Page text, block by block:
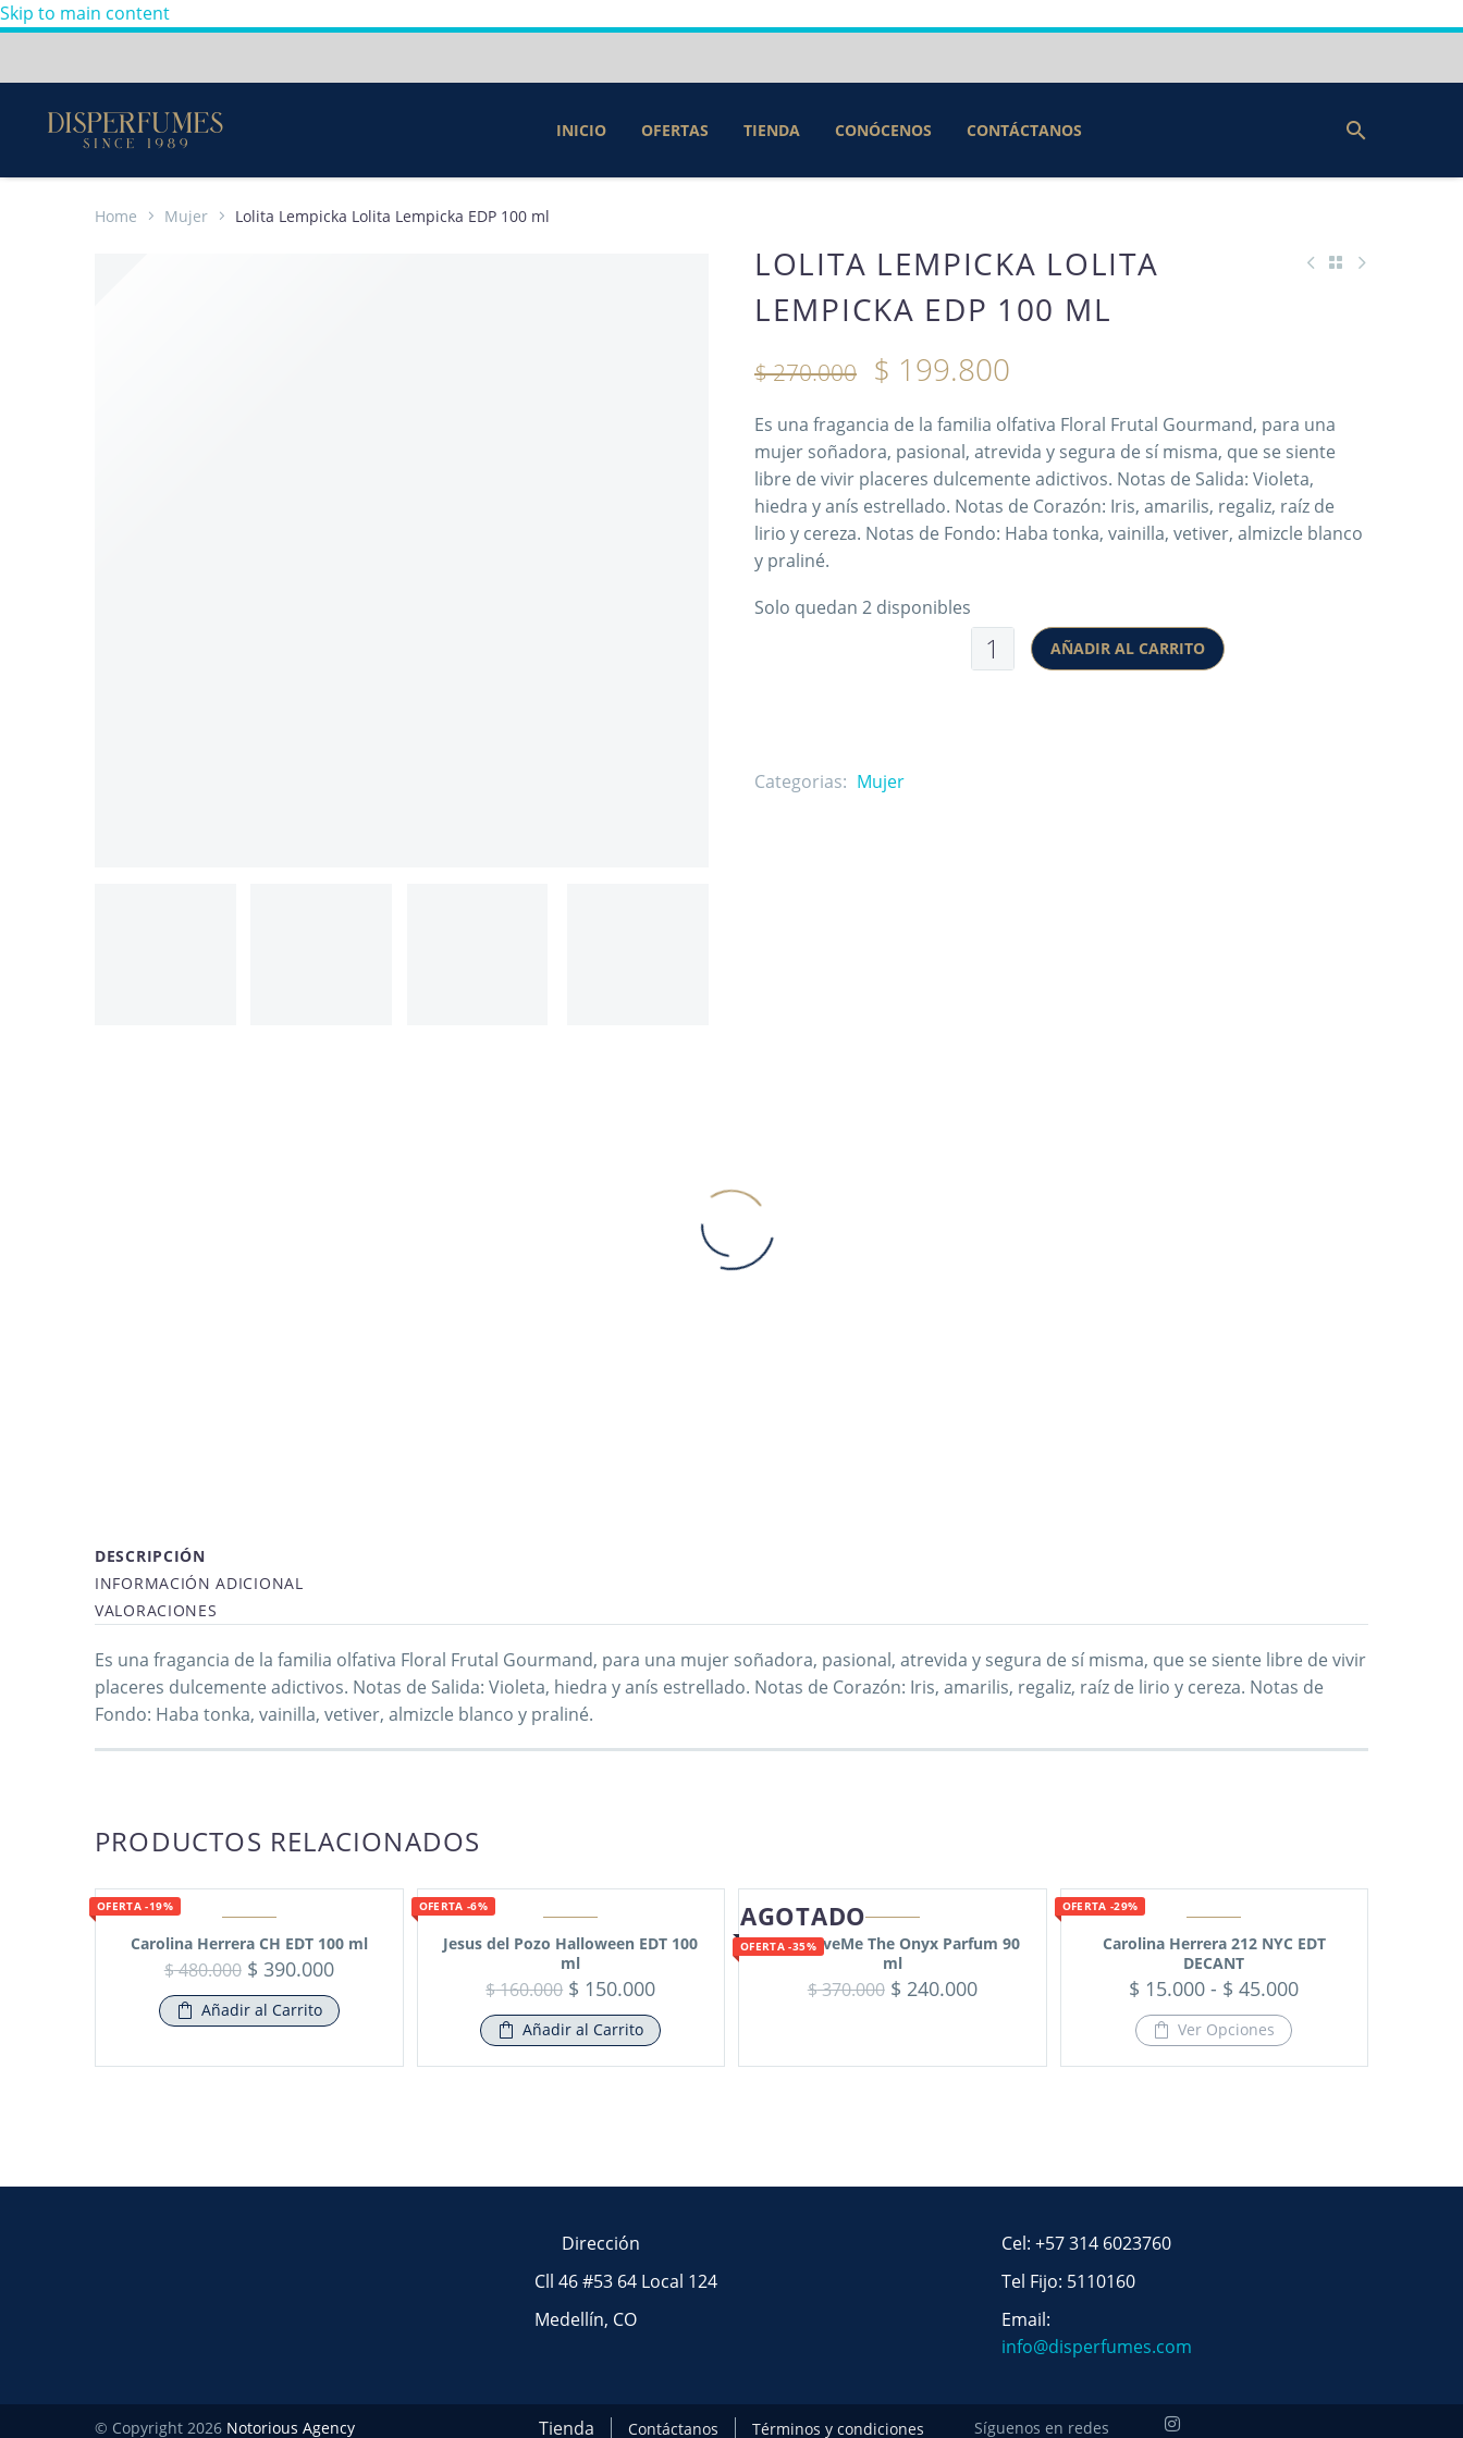
Skip to main content
INICIO OFERTAS TIENDA CONÓCENOS CONTÁCTANOS
Home Mujer Lolita Lempicka Lolita Lempicka EDP 100 ml
LOLITA LEMPICKA LOLITA
LEMPICKA EDP 100 ML
$270.000 $ 199.800
Es una fragancia de la familia olfativa Floral Frutal Gourmand, para una
mujer soñadora, pasional, atrevida y segura de sí misma, que se siente
libre de vivir placeres dulcemente adictivos. Notas de Salida: Violeta,
hiedra y anís estrellado. Notas de Corazón: Iris, amarilis, regaliz, raíz de
lirio y cereza. Notas de Fondo: Haba tonka, vainilla, vetiver, almizcle blanco
y praliné.
Solo quedan 2 disponibles
AÑADIR AL CARRITO
Categorias: Mujer
DESCRIPCIÓN
INFORMACIÓN ADICIONAL
VALORACIONES
Es una fragancia de la familia olfativa Floral Frutal Gourmand, para una mujer soñadora, pasional, atrevida y segura de sí misma, que se siente libre de vivir
placeres dulcemente adictivos. Notas de Salida: Violeta, hiedra y anís estrellado. Notas de Corazón: Iris, amarilis, regaliz, raíz de lirio y cereza. Notas de
Fondo: Haba tonka, vainilla, vetiver, almizcle blanco y praliné.
PRODUCTOS RELACIONADOS
OFERTA -19%
Carolina Herrera CH EDT 100 ml
$480.000 $ 390.000
Añadir al Carrito
OFERTA -6%
Jesus del Pozo Halloween EDT 100
ml
$160.000 $ 150.000
Añadir al Carrito
AGOTADO
OFERTA -35%
Tous LoveMe The Onyx Parfum 90
ml
$370.000 $ 240.000
OFERTA -29%
Carolina Herrera 212 NYC EDT
DECANT
$ 15.000 - $ 45.000
Ver Opciones
Dirección
Cll 46 #53 64 Local 124
Medellín, CO
Cel: +57 314 6023760
Tel Fijo: 5110160
Email:
info@disperfumes.com
© Copyright 2026 Notorious Agency Tienda Contáctanos Términos y condiciones Síguenos en redes